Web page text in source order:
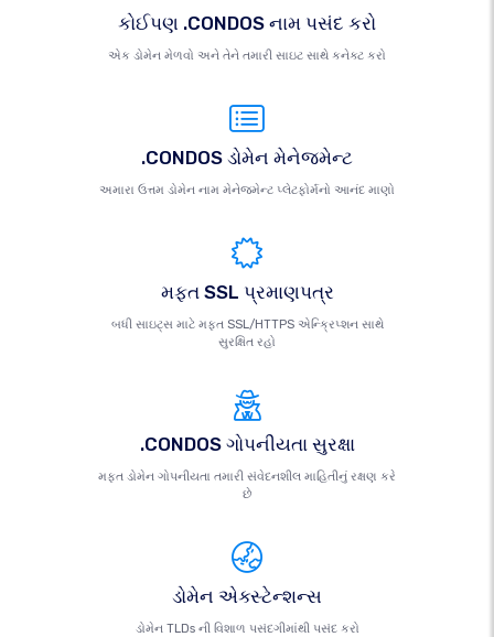
કોઈપણ .CONDOS નામ પસંદ કરો
એક ડોમેન મેળવો અને તેને તમારી સાઇટ સાથે કનેક્ટ કરો
.CONDOS ડોમેન મેનેજમેન્ટ
અમારા ઉત્તમ ડોમેન નામ મેનેજમેન્ટ પ્લેટફોર્મનો આનંદ માણો
મફત SSL પ્રમાણપત્ર
બધી સાઇટ્સ માટે મફત SSL/HTTPS એન્ક્રિપ્શન સાથે
સુરક્ષિત રહો
.CONDOS ગોપનીયતા સુરક્ષા
મફત ડોમેન ગોપનીયતા તમારી સંવેદનશીલ માહિતીનું રક્ષણ કરે
છે
ડોમેન એક્સ્ટેન્શન્સ
ડોમેન TLDs ની વિશાળ પસંદગીમાંથી પસંદ કરો